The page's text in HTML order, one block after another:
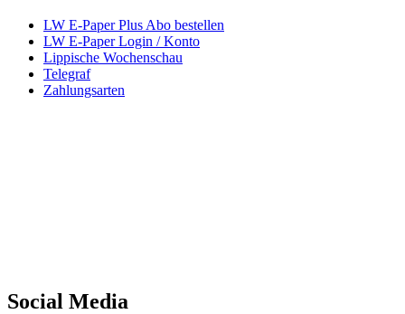
LW E-Paper Plus Abo bestellen
LW E-Paper Login / Konto
Lippische Wochenschau
Telegraf
Zahlungsarten
Social Media